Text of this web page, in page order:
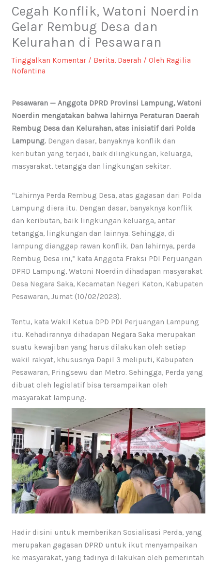
Cegah Konflik, Watoni Noerdin
Gelar Rembug Desa dan
Kelurahan di Pesawaran
Tinggalkan Komentar / Berita, Daerah / Oleh Ragilia
Nofantina
Pesawaran — Anggota DPRD Provinsi Lampung, Watoni
Noerdin mengatakan bahwa lahirnya Peraturan Daerah
Rembug Desa dan Kelurahan, atas inisiatif dari Polda
Lampung. Dengan dasar, banyaknya konflik dan
keributan yang terjadi, baik dilingkungan, keluarga,
masyarakat, tetangga dan lingkungan sekitar.
“Lahirnya Perda Rembug Desa, atas gagasan dari Polda
Lampung diera itu. Dengan dasar, banyaknya konflik
dan keributan, baik lingkungan keluarga, antar
tetangga, lingkungan dan lainnya. Sehingga, di
lampung dianggap rawan konflik. Dan lahirnya, perda
Rembug Desa ini,” kata Anggota Fraksi PDI Perjuangan
DPRD Lampung, Watoni Noerdin dihadapan masyarakat
Desa Negara Saka, Kecamatan Negeri Katon, Kabupaten
Pesawaran, Jumat (10/02/2023).
Tentu, kata Wakil Ketua DPD PDI Perjuangan Lampung
itu. Kehadirannya dihadapan Negara Saka merupakan
suatu kewajiban yang harus dilakukan oleh setiap
wakil rakyat, khususnya Dapil 3 meliputi, Kabupaten
Pesawaran, Pringsewu dan Metro. Sehingga, Perda yang
dibuat oleh legislatif bisa tersampaikan oleh
masyarakat lampung.
Hadir disini untuk memberikan Sosialisasi Perda, yang
merupakan gagasan DPRD untuk ikut menyampaikan
ke masyarakat, yang tadinya dilakukan oleh pemerintah